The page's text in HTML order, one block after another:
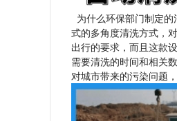
为什么环保部门制定
式的多角度清洗方式，
出行的要求，而且这款
需要清洗的时间和相关
对城市带来的污染问题